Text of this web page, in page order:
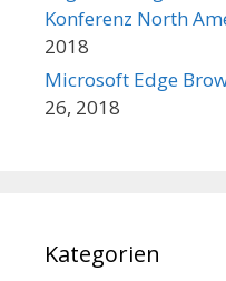
Konferenz North
2018
Microsoft Edge
26, 2018
Kategorien